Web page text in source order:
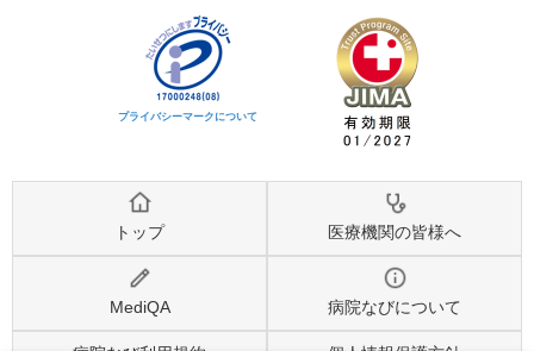
プライバシーマークについて
トップ 医療機関の皆様へ
MediQA 病院なびについて